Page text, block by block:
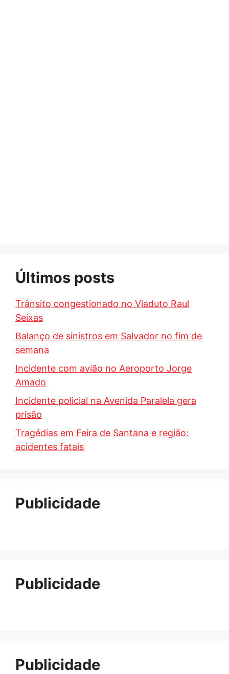
Últimos posts
Trânsito congestionado no Viaduto Raul
Seixas
Balanço de sinistros em Salvador no fim de
semana
Incidente com avião no Aeroporto Jorge
Amado
Incidente policial na Avenida Paralela gera
prisão
Tragédias em Feira de Santana e região:
acidentes fatais
Publicidade
Publicidade
Publicidade